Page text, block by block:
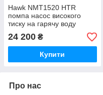
Hawk NMT1520 HTR
помпа насос високого
тиску на гарячу воду
24 200 ₴
Купити
Про нас